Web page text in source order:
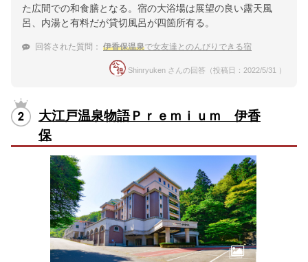
た広間での和食膳となる。宿の大浴場は展望の良い露天風
呂、内湯と有料だが貸切風呂が四箇所有る。
回答された質問： 伊香保温泉で女友達とのんびりできる宿
Shinryuken さんの回答（投稿日：2022/5/31 ）
大江戸温泉物語Ｐｒｅｍｉｕｍ 伊香
保